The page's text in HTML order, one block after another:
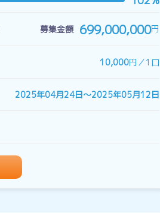
募集金額 699,000,000円
10,000円／1口
2025年04月24日〜2025年05月12日